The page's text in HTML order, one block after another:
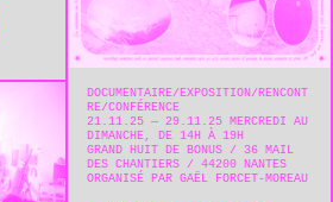
DOCUMENTAIRE EXPOSITION
RENCONT
RE/CONFÉRENCE
21.11.25 — 29.11.25 MERCREDI AU
DIMANCHE, DE 14H À 19H
GRAND HUIT DE BONUS
36 MAIL
DES CHANTIERS
44200 NANTES
ORGANISÉ PAR GAËL FORCET-MOREAU